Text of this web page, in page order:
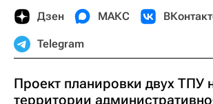
Дзен МАКС
Telegram
Проект планировки двух ТПУ
территории